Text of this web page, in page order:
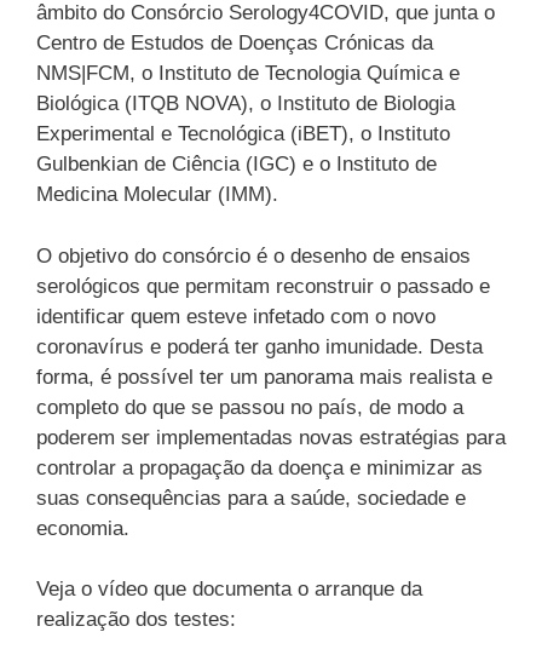
âmbito do Consórcio Serology4COVID, que junta o
Centro de Estudos de Doenças Crónicas da
NMS|FCM, o Instituto de Tecnologia Química e
Biológica (ITQB NOVA), o Instituto de Biologia
Experimental e Tecnológica (iBET), o Instituto
Gulbenkian de Ciência (IGC) e o Instituto de
Medicina Molecular (IMM).
O objetivo do consórcio é o desenho de ensaios
serológicos que permitam reconstruir o passado e
identificar quem esteve infetado com o novo
coronavírus e poderá ter ganho imunidade. Desta
forma, é possível ter um panorama mais realista e
completo do que se passou no país, de modo a
poderem ser implementadas novas estratégias para
controlar a propagação da doença e minimizar as
suas consequências para a saúde, sociedade e
economia.
Veja o vídeo que documenta o arranque da
realização dos testes: